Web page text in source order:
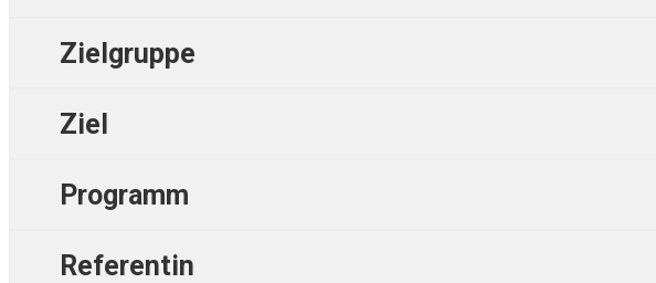
Zielgruppe
Ziel
Programm
Referentin